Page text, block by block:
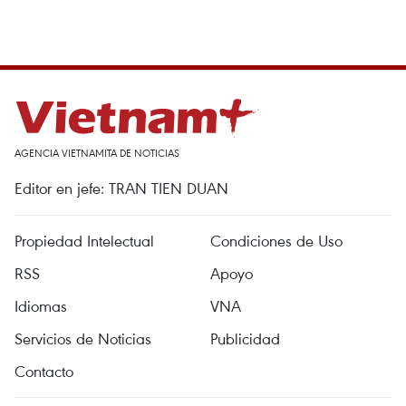
AGENCIA VIETNAMITA DE NOTICIAS
Editor en jefe: TRAN TIEN DUAN
Propiedad Intelectual
Condiciones de Uso
RSS
Apoyo
Idiomas
VNA
Servicios de Noticias
Publicidad
Contacto